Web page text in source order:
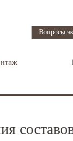
Вопросы